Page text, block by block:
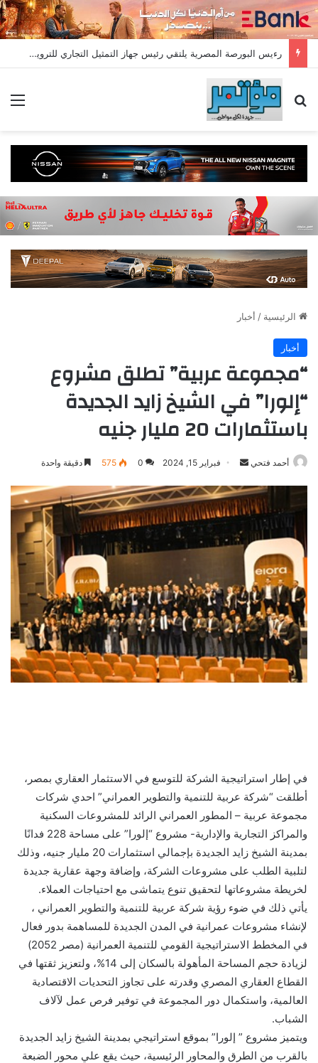
رءيس البورصة المصرية يلتقي رئيس جهاز التمثيل التجاري للترويج لسوق المال وجذب الاستثمارات الأجنبية
بحث عن
الرئيسية / أخبار
أخبار
“مجموعة عربية” تطلق مشروع
“إلورا” في الشيخ زايد الجديدة
باستثمارات 20 مليار جنيه
أحمد فتحي
أرسل
إلكترونيا
فبراير 15, 2024 0
575 دقيقة واحدة
في إطار استراتيجية الشركة للتوسع في الاستثمار العقاري بمصر،
أطلقت “شركة عربية للتنمية والتطوير العمراني” احدي شركات
مجموعة عربية – المطور العمراني الرائد للمشروعات السكنية
والمراكز التجارية والإدارية- مشروع “إلورا” على مساحة 228 فدانًا
بمدينة الشيخ زايد الجديدة بإجمالي استثمارات 20 مليار جنيه، وذلك
لتلبية الطلب على مشروعات الشركة، وإضافة وجهة عقارية جديدة
لخريطة مشروعاتها لتحقيق تنوع يتماشى مع احتياجات العملاء.
يأتي ذلك في ضوء رؤية شركة عربية للتنمية والتطوير العمراني ،
لإنشاء مشروعات عمرانية في المدن الجديدة للمساهمة بدور فعال
في المخطط الاستراتيجية القومي للتنمية العمرانية (مصر 2052)
لزيادة حجم المساحة المأهولة بالسكان إلى 14%، ولتعزيز ثقتها في
القطاع العقاري المصري وقدرته على تجاوز التحديات الاقتصادية
العالمية، واستكمال دور المجموعة في توفير فرص عمل لآلاف
الشباب.
ويتميز مشروع ” إلورا” بموقع استراتيجي بمدينة الشيخ زايد الجديدة
بالقرب من الطرق والمحاور الرئيسية، حيث يقع علي محور الضبعة